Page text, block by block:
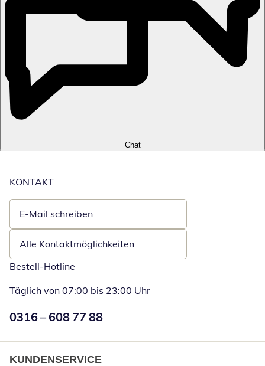
Chat
KONTAKT
E-Mail schreiben
Öffnet E-Mail-Client
Alle Kontaktmöglichkeiten
Bestell-Hotline
Täglich von 07:00 bis 23:00 Uhr
Numéro de téléphone:
0316 – 608 77 88
KUNDENSERVICE